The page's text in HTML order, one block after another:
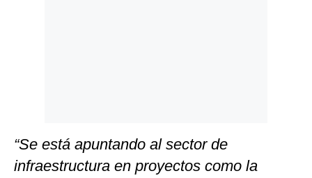
“Se está apuntando al sector de
infraestructura en proyectos como la